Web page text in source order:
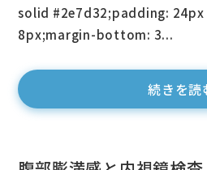
solid #2e7d32;padding:
8px;margin-bottom: 3...
続きを読